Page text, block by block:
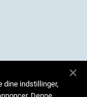
dine indstillinger,